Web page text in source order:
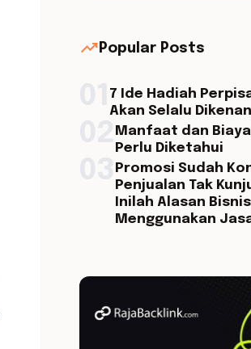
trending_up Popular Posts
7 Ide Hadiah
Akan Selalu
Manfaat dan
Perlu Diketahui
Promosi Sudah
Penjualan Tak
Inilah Alasan
Menggunakan